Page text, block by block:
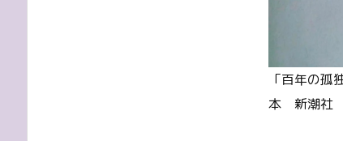
「百年の
本 新潮社